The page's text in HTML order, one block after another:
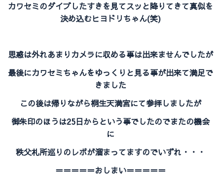
カワセミのダイブしたすきを見てスッと降りてきて真似を
決め込むヒヨドリちゃん(笑)
思惑は外れあまりカメラに収める事は出来ませんでしたが
最後にカワセミちゃんをゆっくりと見る事が出来て満足で
きました
この後は帰りながら桐生天満宮にて参拝しましたが
御朱印のほうは25日からという事でしたのでまたの機会
に
秩父札所巡りのレポが溜まってますのでいずれ・・・
＝＝＝＝＝おしまい＝＝＝＝＝